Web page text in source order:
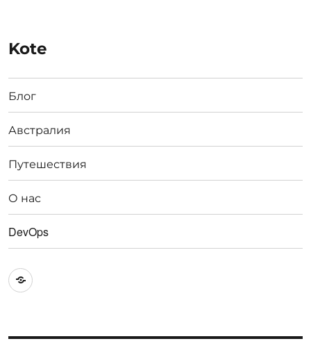
Kote
Блог
Австралия
Путешествия
О нас
DevOps
Австралия